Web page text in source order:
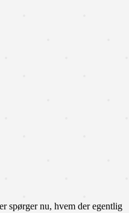
spørger nu, hvem der egentlig